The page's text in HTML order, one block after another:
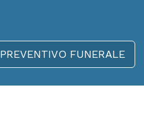
PREVENTIVO FUNERALE